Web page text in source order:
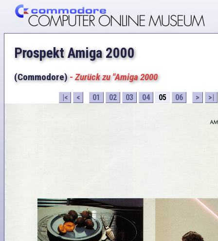
Prospekt Amiga 2000
(Commodore)-Zurück zu "Amiga 2000
|< < 01 02 03 04 05 06 > >|